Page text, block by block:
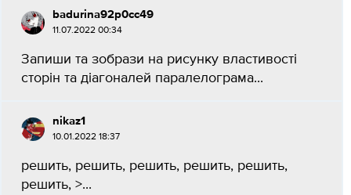
badurina92p0cc49
11.07.2022 00:34
Запиши та зобрази на рисунку властивості
сторін та діагоналей паралелограма...
nikaz1
10.01.2022 18:37
решить, решить, решить, решить, решить,
решить, >...